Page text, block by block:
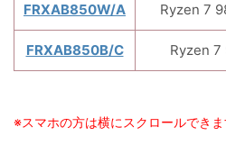
FRXAB850W/A Ryzen 7
FRXAB850B/C Ryzen 7
※スマホの方は横にスクロールできま